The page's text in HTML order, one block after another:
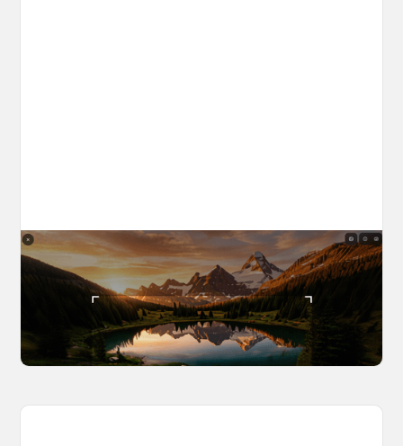
The World Builder's Handbook
Build a world once, shoot from it forever. Your
complete guide to creating, navigating, and
capturing inside OpenArt Worlds.
March 25, 2026